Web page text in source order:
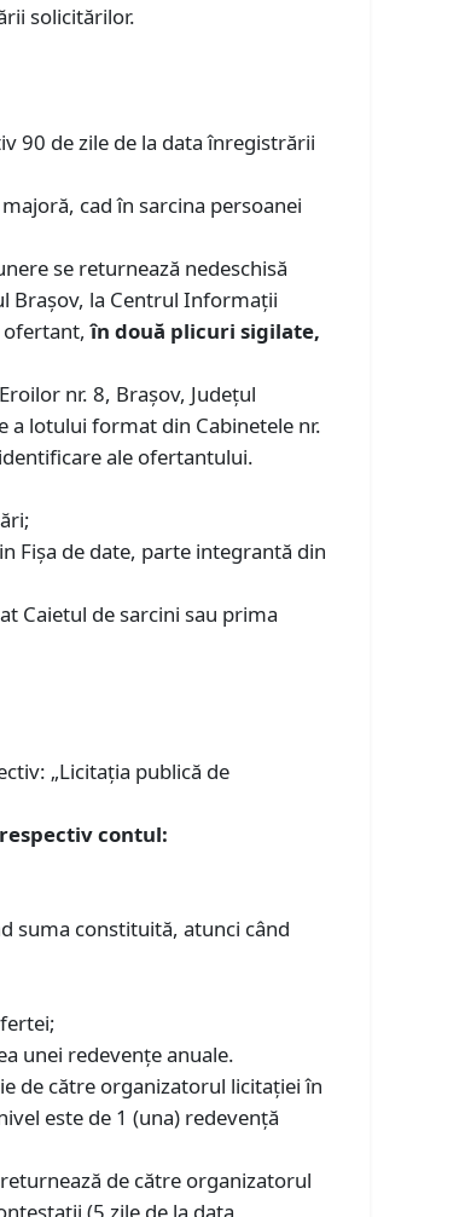
solicitărilor.
90 de zile de la data înregistrării
cad în sarcina persoanei
se returnează nedeschisă
Brașov, la Centrul Informații
ofertant,în două plicuri sigilate,
nr. 8, Brașov, Județul
a lotului format din Cabinetele nr.
ale ofertantului.
Fișa de date, parte integrantă din
Caietul de sarcini sau prima
„Licitația publică de
contul:
suma constituită, atunci când
unei redevențe anuale.
de către organizatorul licitației în
este de 1 (una) redevență
de către organizatorul